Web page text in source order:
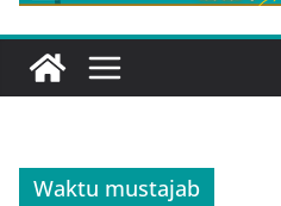
Waktu mustajab